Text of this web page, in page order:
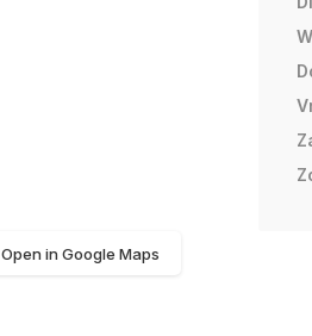
Open in Google Maps